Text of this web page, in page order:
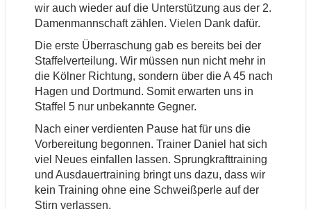
wir auch wieder auf die Unterstützung aus der 2.
Damenmannschaft zählen. Vielen Dank dafür.
Die erste Überraschung gab es bereits bei der
Staffelverteilung. Wir müssen nun nicht mehr in
die Kölner Richtung, sondern über die A 45 nach
Hagen und Dortmund. Somit erwarten uns in
Staffel 5 nur unbekannte Gegner.
Nach einer verdienten Pause hat für uns die
Vorbereitung begonnen. Trainer Daniel hat sich
viel Neues einfallen lassen. Sprungkrafttraining
und Ausdauertraining bringt uns dazu, dass wir
kein Training ohne eine Schweißperle auf der
Stirn verlassen.